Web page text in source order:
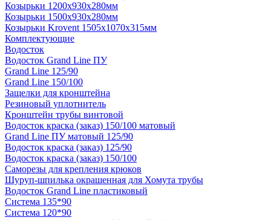
Козырьки 1200х930х280мм
Козырьки 1500х930х280мм
Козырьки Krovent 1505х1070х315мм
Комплектующие
Водосток
Водосток Grand Line ПУ
Grand Line 125/90
Grand Line 150/100
Защелки для кронштейна
Резиновый уплотнитель
Кронштейн трубы винтовой
Водосток краска (заказ) 150/100 матовый
Grand Line ПУ матовый 125/90
Водосток краска (заказ) 125/90
Водосток краска (заказ) 150/100
Саморезы для крепления крюков
Шуруп-шпилька окрашенная для Хомута трубы
Водосток Grand Line пластиковый
Система 135*90
Система 120*90